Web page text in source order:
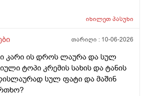
იხილეთპასუხი
თარიღი : 10-06-2026
კარი ის დროს ლაურა და სულ
ტოპი კრემის სახის და ტანის
სულ ფატი და მაშინ